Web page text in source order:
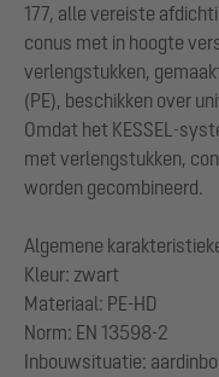
177, alle vereiste
conus met in hoogte
verlengstukken,
(PE), beschikken over
Omdat het KESSEL-
met verlengstukken,
worden gecombineerd.
Algemene
Kleur: zwart
Materiaal: PE-HD
Norm: EN 13598-2
Inbouwsituatie: